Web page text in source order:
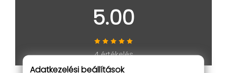
5.00
4 értékelés
Adatkezelési beállítások